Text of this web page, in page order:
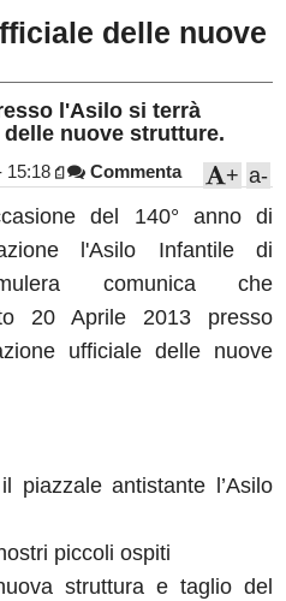
delle nuove
l'Asilo si terrà
nuove strutture.
15:18 Commenta a-
+
del 140° anno di
l'Asilo Infantile di
comunica che
20 Aprile 2013 presso
ufficiale delle nuove
piazzale antistante l’Asilo
piccoli ospiti
struttura e taglio del